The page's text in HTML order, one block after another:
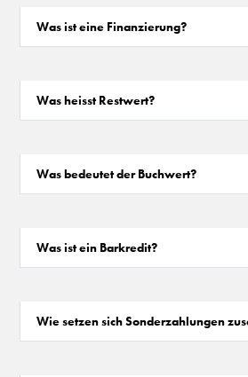
Was ist eine Finanzierung?
Was heisst Restwert?
Was bedeutet der Buchwert?
Was ist ein Barkredit?
Wie setzen sich Sonderzahlungen